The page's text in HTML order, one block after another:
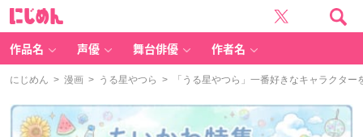
作品名 声優 舞台俳優 作者名
にじめん > 漫画 > うる星やつら > 「うる星やつら」一番好きなキャラクター